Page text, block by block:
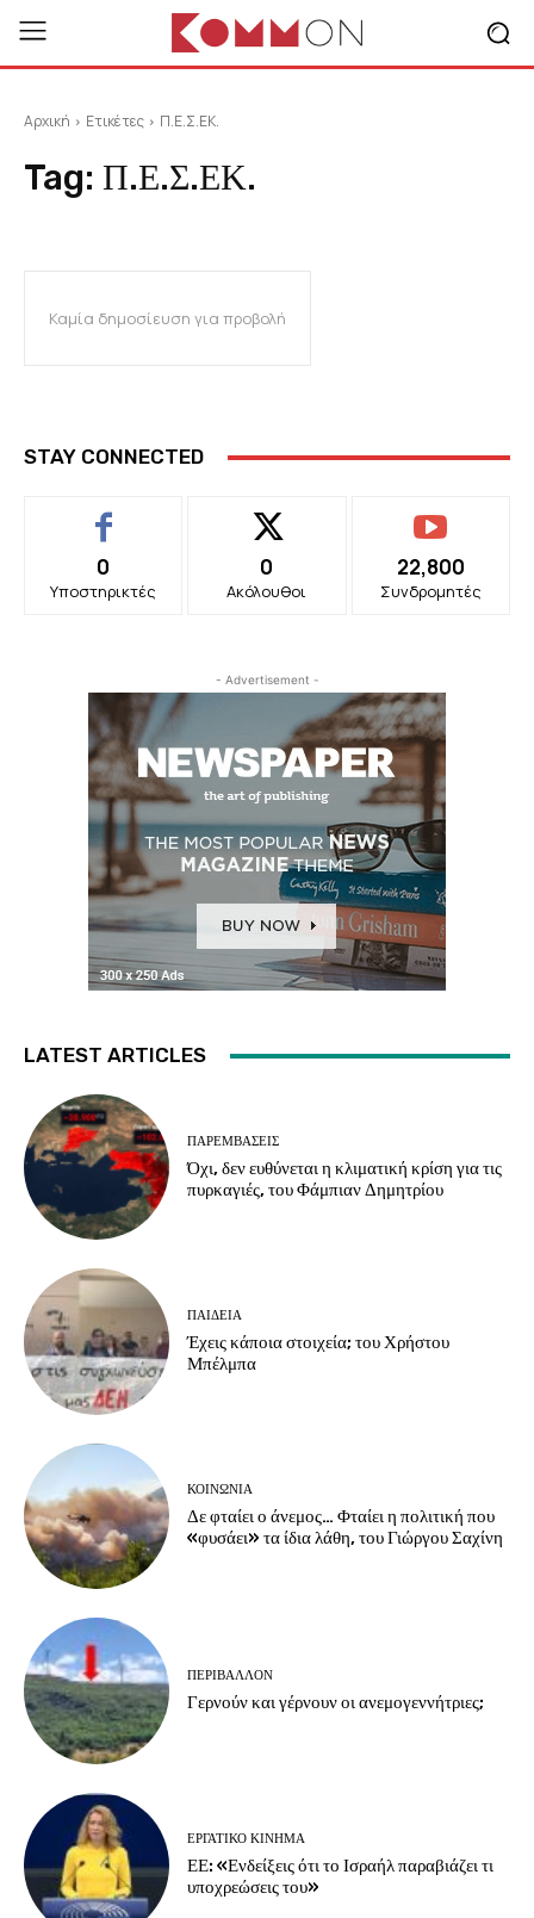
Αρχική Ετικέτες Π.Ε.Σ.ΕΚ.
Tag: Π.Ε.Σ.ΕΚ.
Καμία δημοσίευση για προβολή
STAY CONNECTED
0
Υποστηρικτές
0
Ακόλουθοι
22,800
Συνδρομητές
- Advertisement -
LATEST ARTICLES
ΠΑΡΕΜΒΑΣΕΙΣ
Όχι, δεν ευθύνεται η κλιματική κρίση για τις
πυρκαγιές, του Φάμπιαν Δημητρίου
ΠΑΙΔΕΙΑ
Έχεις κάποια στοιχεία; του Χρήστου
Μπέλμπα
ΚΟΙΝΩΝΙΑ
Δε φταίει ο άνεμος… Φταίει η πολιτική που
«φυσάει» τα ίδια λάθη, του Γιώργου Σαχίνη
ΠΕΡΙΒΆΛΛΟΝ
Γερνούν και γέρνουν οι ανεμογεννήτριες;
ΕΡΓΑΤΙΚΟ ΚΙΝΗΜΑ
ΕΕ: «Ενδείξεις ότι το Ισραήλ παραβιάζει τι
υποχρεώσεις του»